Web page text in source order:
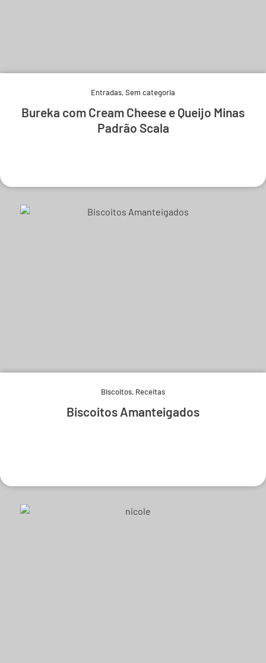
Entradas,Sem categoria
Bureka com Cream Cheese e Queijo Minas
Padrão Scala
Biscoitos, Receitas
Biscoitos Amanteigados